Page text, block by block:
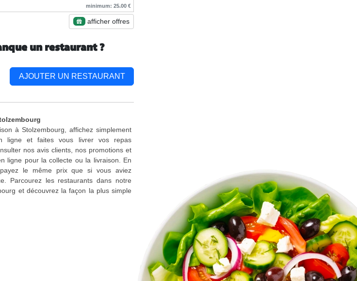
minimum: 25.00 €
afficher offres
un restaurant ?
AJOUTER UN RESTAURANT
à Stolzembourg, affichez simplement
ligne et faites vous livrer vos repas
nos avis clients, nos promotions et
ligne pour la collecte ou la livraison. En
le même prix que si vous aviez
Parcourez les restaurants dans notre
et découvrez la façon la plus simple